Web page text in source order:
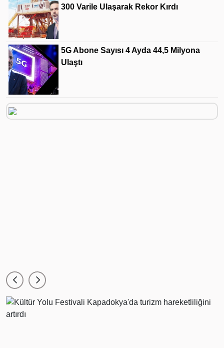
300 Varile Ulaşarak Rekor Kırdı
5G Abone Sayısı 4 Ayda 44,5 Milyona
Ulaştı